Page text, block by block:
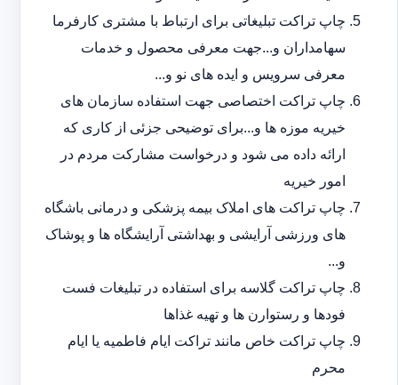
چاپ تراکت تبلیغاتی برای ارتباط با مشتری کارفرما
سهامداران و...جهت معرفی محصول و خدمات
معرفی سرویس و ایده های نو و...
چاپ تراکت اختصاصی جهت استفاده سازمان های
خیریه موزه ها و...برای توضیحی جزئی از کاری که
ارائه داده می شود و درخواست مشارکت مردم در
امور خیریه
چاپ تراکت های املاک بیمه پزشکی و درمانی باشگاه
های ورزشی آرایشی و بهداشتی آرایشگاه ها و پوشاک
و...
چاپ تراکت گلاسه برای استفاده در تبلیغات فست
فودها و رستوارن ها و تهیه غذاها
چاپ تراکت خاص مانند تراکت ایام فاطمیه یا ایام
محرم